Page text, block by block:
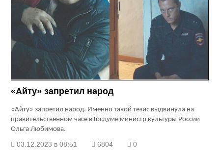
«Айту» запретил народ
«Айту» запретил народ. Именно такой тезис выдвинула на
правительственном часе в Госдуме министр культуры России
Ольга Любимова.
03.12.2023 в 08:51 6804 0